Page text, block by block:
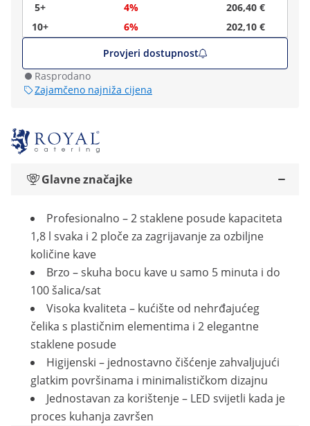
5+
4%
206,40 €
10+
6%
202,10 €
Provjeri dostupnost
Rasprodano
Zajamčeno najniža cijena
Glavne značajke
Profesionalno – 2 staklene posude kapaciteta
1,8 l svaka i 2 ploče za zagrijavanje za ozbiljne
količine kave
Brzo – skuha bocu kave u samo 5 minuta i do
100 šalica/sat
Visoka kvaliteta – kućište od nehrđajućeg
čelika s plastičnim elementima i 2 elegantne
staklene posude
Higijenski – jednostavno čišćenje zahvaljujući
glatkim površinama i minimalističkom dizajnu
Jednostavan za korištenje – LED svijetli kada je
proces kuhanja završen